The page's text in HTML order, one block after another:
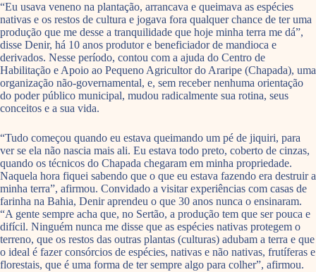
“Eu usava veneno na plantação, arrancava e queimava as espécies
nativas e os restos de cultura e jogava fora qualquer chance de ter uma
produção que me desse a tranquilidade que hoje minha terra me dá”,
disse Denir, há 10 anos produtor e beneficiador de mandioca e
derivados. Nesse período, contou com a ajuda do Centro de
Habilitação e Apoio ao Pequeno Agricultor do Araripe (Chapada), uma
organização não-governamental, e, sem receber nenhuma orientação
do poder público municipal, mudou radicalmente sua rotina, seus
conceitos e a sua vida.
“Tudo começou quando eu estava queimando um pé de jiquiri, para
ver se ela não nascia mais ali. Eu estava todo preto, coberto de cinzas,
quando os técnicos do Chapada chegaram em minha propriedade.
Naquela hora fiquei sabendo que o que eu estava fazendo era destruir a
minha terra”, afirmou. Convidado a visitar experiências com casas de
farinha na Bahia, Denir aprendeu o que 30 anos nunca o ensinaram.
“A gente sempre acha que, no Sertão, a produção tem que ser pouca e
difícil. Ninguém nunca me disse que as espécies nativas protegem o
terreno, que os restos das outras plantas (culturas) adubam a terra e que
o ideal é fazer consórcios de espécies, nativas e não nativas, frutíferas e
florestais, que é uma forma de ter sempre algo para colher”, afirmou.